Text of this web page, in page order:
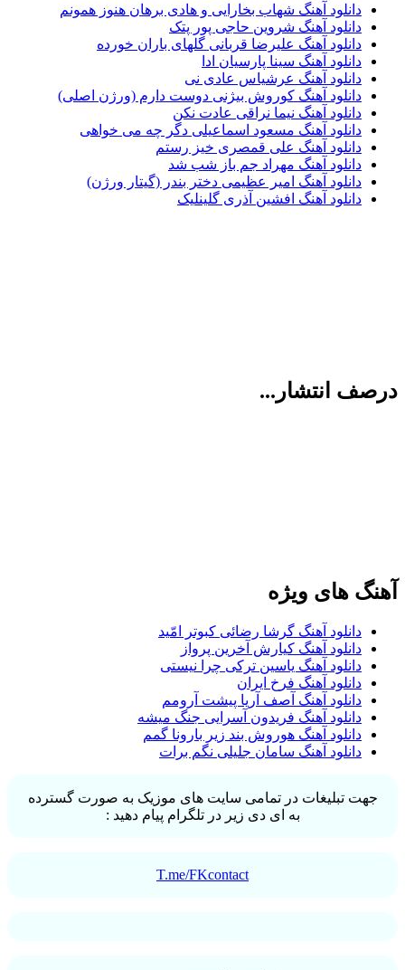
دانلود آهنگ شهاب بخارایی و هادی برهان هنوز همونم
دانلود آهنگ شروین حاجی پور پتک
دانلود آهنگ علیرضا قربانی گلهای باران خورده
دانلود آهنگ سینا پارسیان ادا
دانلود آهنگ عرشیاس عادی نی
دانلود آهنگ کوروش بیژنی دوست دارم (ورژن اصلی)
دانلود آهنگ نیما نراقی عادت نکن
دانلود آهنگ مسعود اسماعیلی دگر چه می خواهی
دانلود آهنگ علی قمصری خیز رستم
دانلود آهنگ مهراد جم باز شب شد
دانلود آهنگ امیر عظیمی دختر بندر (گیتار ورژن)
دانلود آهنگ افشین آذری گلینلیک
درصف انتشار...
آهنگ های ویژه
دانلود آهنگ گرشا رضائی کبوتر امّید
دانلود آهنگ کیارش آخرین پرواز
دانلود آهنگ یاسین ترکی چرا نیستی
دانلود آهنگ فرخ ایران
دانلود آهنگ آصف آریا پیشت آرومم
دانلود آهنگ فریدون آسرایی جنگ میشه
دانلود آهنگ هوروش بند زیر بارونا گمم
دانلود آهنگ سامان جلیلی نگم برات
جهت تبلیغات در تمامی سایت های موزیک به صورت گسترده
به ای دی زیر در تلگرام پیام دهید :
T.me/FKcontact